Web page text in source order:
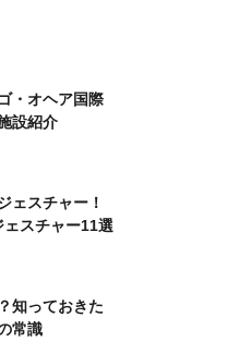
・オヘア国際
設紹介
ェスチャー！
スチャー11選
知っておきた
常識